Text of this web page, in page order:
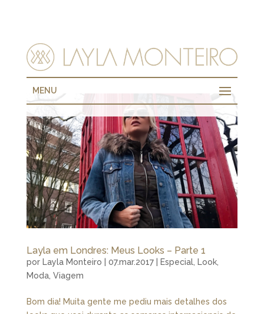
MENU
Layla em Londres: Meus Looks – Parte 1
por Layla Monteiro 07.mar.2017| Especial, Look,
Moda, Viagem
Bom dia! Muita gente me pediu mais detalhes dos